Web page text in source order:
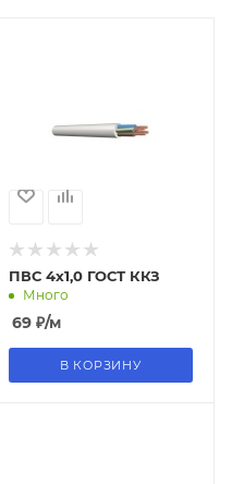
ПВС 4х1,0 ГОСТ ККЗ
Много
69₽/м
В КОРЗИНУ